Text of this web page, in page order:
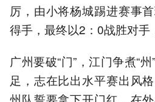
厉，由小将杨城踢进赛事
得手，最终以2：0战胜对手
广州要破“门”，江门争煮“
足，志在比出水平赛出风
州队誓要拿下开门红。在